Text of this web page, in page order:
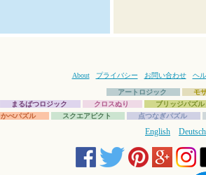
About プライバシー お問い合わせ ヘ
アートロジック
モ
まるばつロジック
クロスぬり
ブリッジパズル
かべパズル
スクエアピクト 点つなぎパズル
English Deutsch